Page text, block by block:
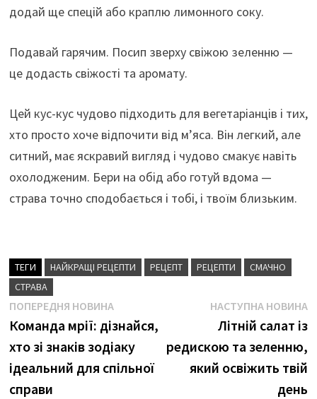
додай ще спецій або краплю лимонного соку.
Подавай гарячим. Посип зверху свіжою зеленню —
це додасть свіжості та аромату.
Цей кус-кус чудово підходить для вегетаріанців і тих,
хто просто хоче відпочити від м’яса. Він легкий, але
ситний, має яскравий вигляд і чудово смакує навіть
охолодженим. Бери на обід або готуй вдома —
страва точно сподобається і тобі, і твоїм близьким.
ТЕГИ НАЙКРАЩІ РЕЦЕПТИ РЕЦЕПТ РЕЦЕПТИ
СМАЧНО
СТРАВА
Навігація
записів
ПОПЕРЕДНЯ НОВИНАПопередня
новина
Команда мрії: дізнайся,
хто зі знаків зодіаку
ідеальний для спільної
справи
НАСТУПНА НОВИНА
Літній салат із
редискою та зеленню,
який освіжить твій
день